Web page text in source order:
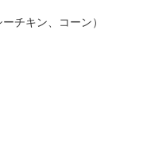
チキン、コーン）